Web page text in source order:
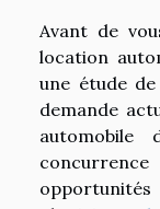
Avant de
location
une étude
demande
automobile